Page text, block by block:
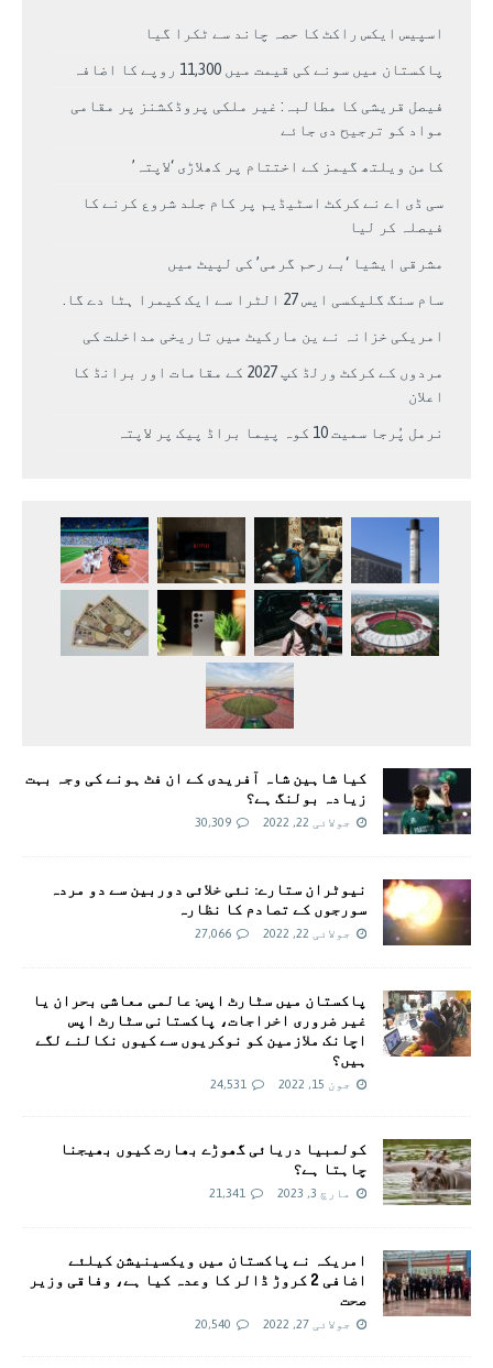
اسپیس ایکس راکٹ کا حصہ چاند سے ٹکرا گیا
پاکستان میں سونے کی قیمت میں 11,300 روپے کا اضافہ
فیصل قریشی کا مطالبہ: غیر ملکی پروڈکشنز پر مقامی
مواد کو ترجیح دی جائے
کامن ویلتھ گیمز کے اختتام پر کھلاڑی ‘لاپتہ’
سی ڈی اے نے کرکٹ اسٹیڈیم پر کام جلد شروع کرنے کا
فیصلہ کر لیا
مشرقی ایشیا ‘بے رحم گرمی’ کی لپیٹ میں
سام سنگ گلیکسی ایس 27 الٹرا سے ایک کیمرا ہٹا دے گا.
امریکی خزانہ نے ین مارکیٹ میں تاریخی مداخلت کی
مردوں کے کرکٹ ورلڈ کپ 2027 کے مقامات اور برانڈ کا
اعلان
نرمل پُرجا سمیت 10 کوہ پیما براڈ پیک پر لاپتہ
کیا شاہین شاہ آفریدی کے ان فٹ ہونے کی وجہ بہت
زیادہ بولنگ ہے؟
جولائی 22, 2022 30,309
نیوٹران ستارے: نئی خلائی دوربین سے دو مردہ
سورجوں کے تصادم کا نظارہ
جولائی 22, 2022 27,066
پاکستان میں سٹارٹ اپس: عالمی معاشی بحران یا
غیر ضروری اخراجات، پاکستانی سٹارٹ اپس
اچانک ملازمین کو نوکریوں سے کیوں نکالنے لگے
ہیں؟
جون 15, 2022 24,531
کولمبیا دریائی گھوڑے بھارت کیوں بھیجنا
چاہتا ہے؟
مارچ 3, 2023 21,341
امريکہ نے پاکستان میں ویکسینیشن کیلئے
اضافی 2 کروڑ ڈالر کا وعدہ کیا ہے، وفاقی وزیر
صحت
جولائی 27, 2022 20,540